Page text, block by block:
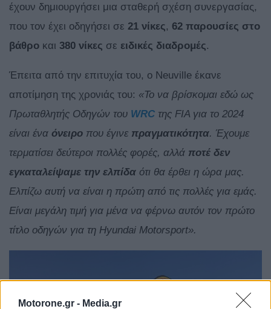
Motorone.gr - Media.gr
έχουν δημιουργήσει μια σταθερή σχέση συνεργασίας,
που τον έχει οδηγήσει σε 21 νίκες, 62 παρουσίες στο
βάθρο και 380 νίκες σε ειδικές διαδρομές.
Έπειτα από την επιτυχία του, ο Neuville έκανε
αποτίμηση της χρονιάς του: «Το να βρίσκομαι εδώ ως
Πρωταθλητής Οδηγών του WRC της FIA για το 2024
είναι ένα όνειρο που έγινε πραγματικότητα. Έχουμε
τερματίσει δεύτεροι πολλές φορές, αλλά ποτέ δεν
εγκαταλείψαμε την ελπίδα ότι θα έρθει η ώρα μας.
Ελπίζω αυτή να είναι η πρώτη από τις πολλές για εμάς.
Είναι μεγάλη τιμή για μένα να φέρνω αυτόν τον πρώτο
τίτλο οδηγών για τη Hyundai Motorsport».